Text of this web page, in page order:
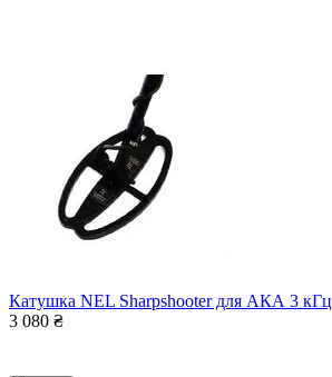
Катушка NEL Sharpshooter для АКА 3 кГц
3 080 ₴